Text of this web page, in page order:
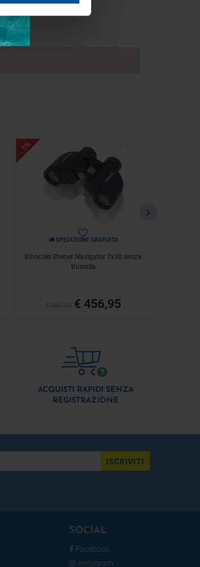
- 5%
SPEDIZIONE GRATUITA
Binocolo Steiner Navigator 7x30 senza
Bussola
€ 456,95
ACQUISTI RAPIDI SENZA
REGISTRAZIONE
ISCRIVITI
SOCIAL
Facebook
Instagram